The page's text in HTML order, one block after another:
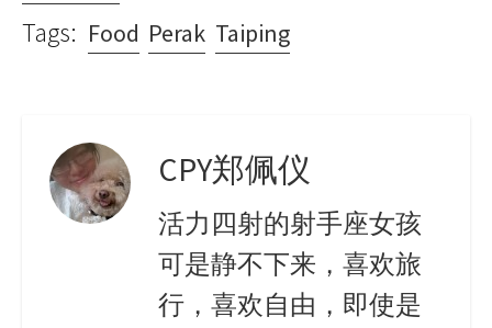
Tags: Food Perak Taiping
CPY郑佩仪
活力四射的射手座女孩
可是静不下来，喜欢旅
行，喜欢自由，即使是